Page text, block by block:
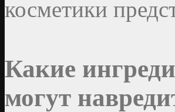
косметики
Какие
могут